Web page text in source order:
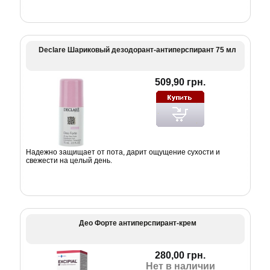
Declare Шариковый дезодорант-антиперспирант 75 мл
509,90 грн.
Надежно защищает от пота, дарит ощущение сухости и
свежести на целый день.
Део Форте антиперспирант-крем
280,00 грн.
Нет в наличии